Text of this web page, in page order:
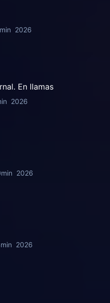
2026
En llamas
2026
2026
2026